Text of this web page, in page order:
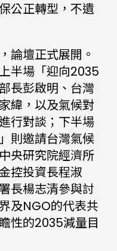
公正轉型，不遺
論壇正式展開。
半場「迎向2035
長彭啟明、台灣
緯，以及氣候對
行對談；下半場
則邀請台灣氣候
央研究院經濟所
控投資長程淑
長楊志清參與討
及NGO的代表共
性的2035減量目